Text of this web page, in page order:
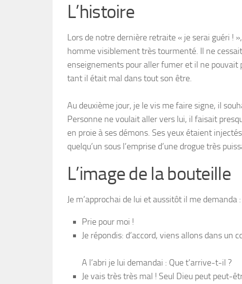
L’histoire
Lors de notre dernière retraite « je serai guéri !
homme visiblement très tourmenté. Il ne
enseignements pour aller fumer et il ne pouvait
tant il était mal dans tout son être.
Au deuxième jour, je le vis me faire signe, il
Personne ne voulait aller vers lui, il faisait
en proie à ses démons. Ses yeux étaient
quelqu’un sous l’emprise d’une drogue très
L’image de la bouteille
Je m’approchai de lui et aussitôt il me demanda :
Prie pour moi !
Je répondis: d’accord, viens allons dans un
A l’abri je lui demandai : Que t’arrive-t-il ?
Je vais très très mal ! Seul Dieu peut peut-